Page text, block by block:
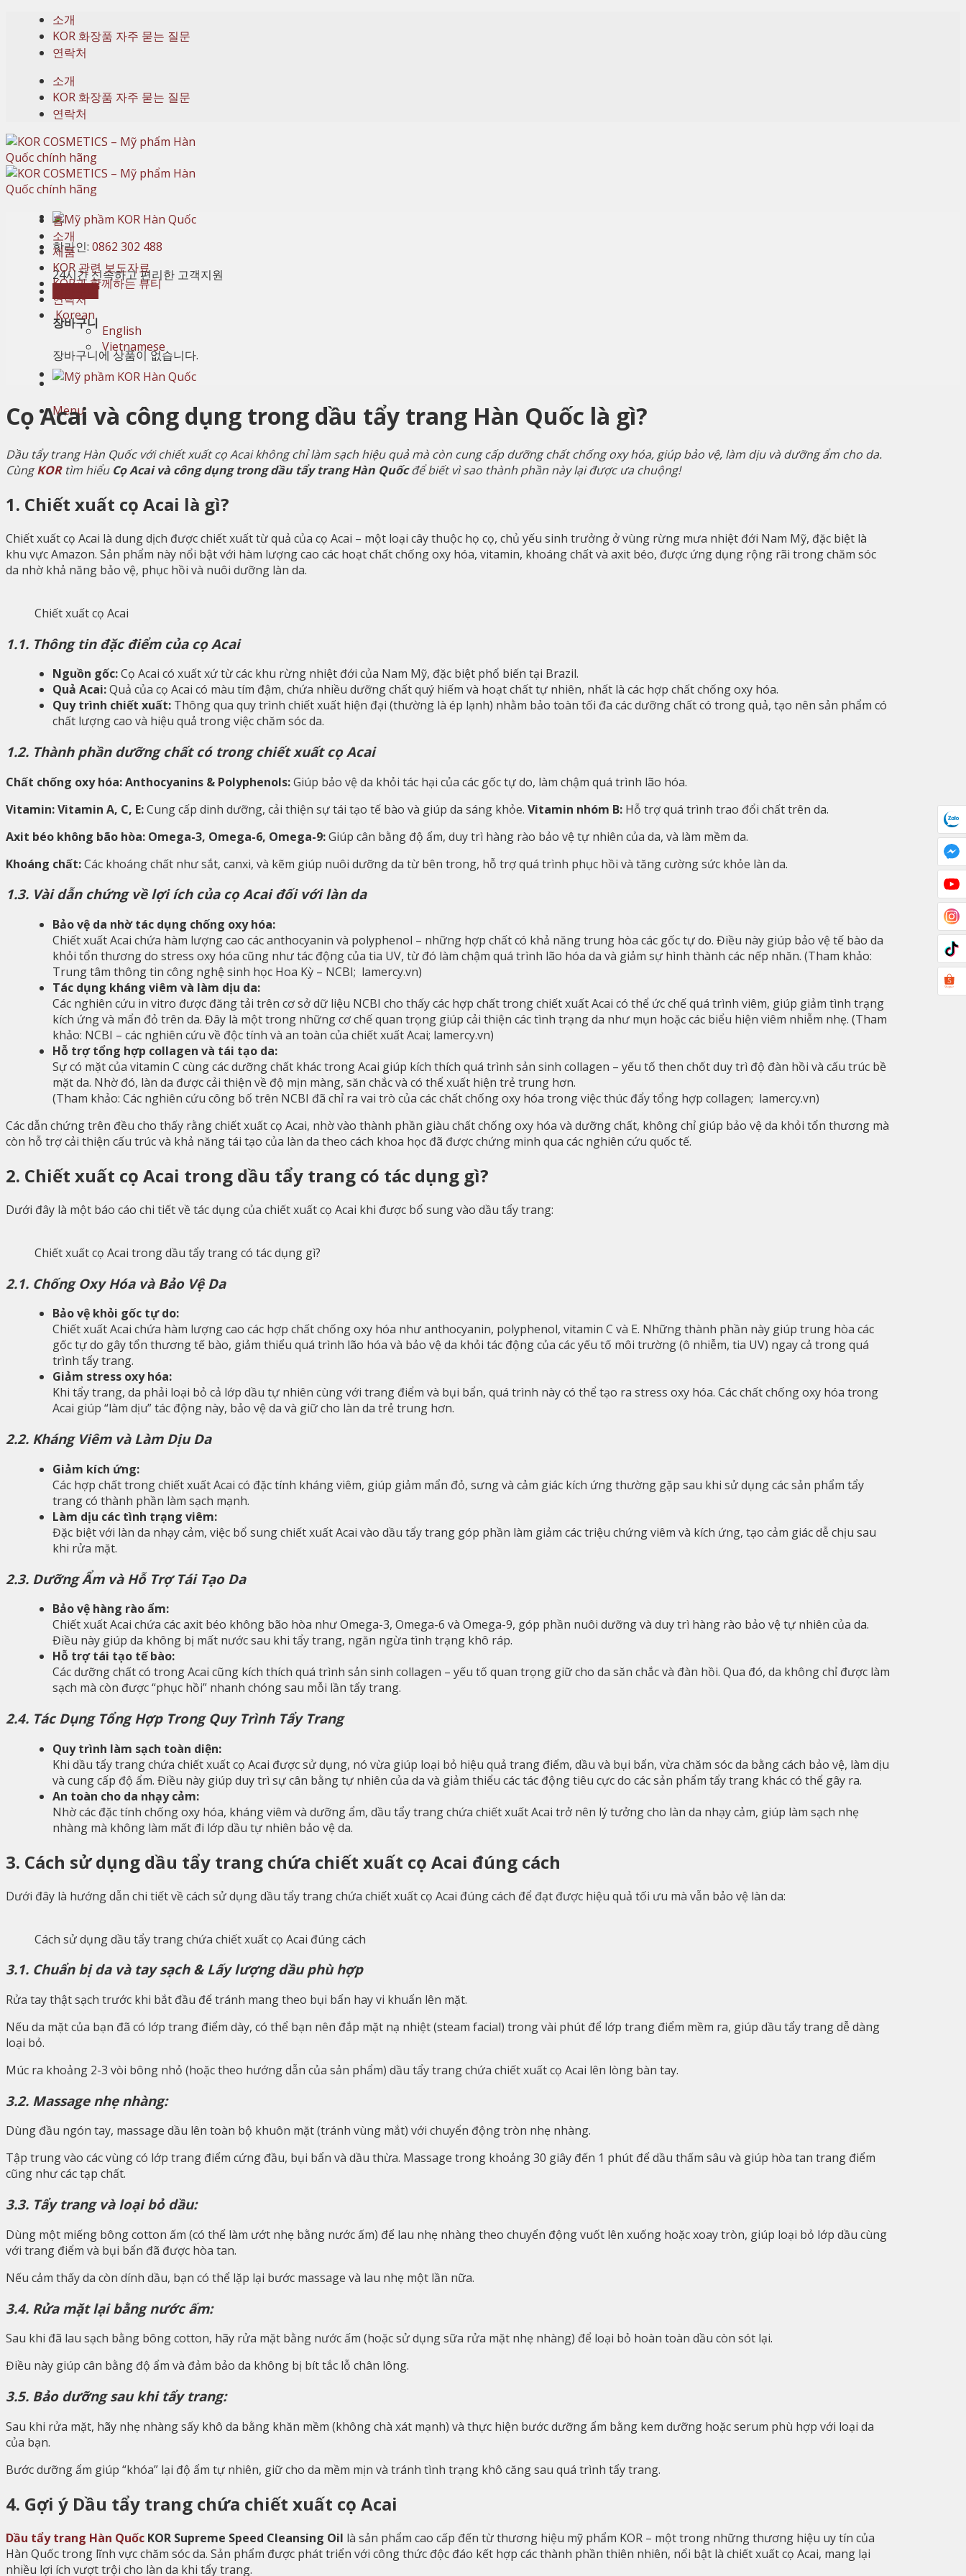
content
소개
KOR 화장품 자주 묻는 질문
연락처
소개
KOR 화장품 자주 묻는 질문
연락처
핫라인: 0862 302 488
24시간 신속하고 편리한 고객지원
장바구니
장바구니에 상품이 없습니다.
Menu
홈
소개
제품
KOR 관련 보도자료
KOR과 함께하는 뷰티
연락처
Korean
English
Vietnamese
Cọ Acai và công dụng trong dầu tẩy trang Hàn Quốc là gì?
Dầu tẩy trang Hàn Quốc với chiết xuất cọ Acai không chỉ làm sạch hiệu quả mà còn cung cấp dưỡng chất chống oxy hóa, giúp bảo vệ, làm dịu và dưỡng ẩm cho da.
Cùng KOR tìm hiểu Cọ Acai và công dụng trong dầu tẩy trang Hàn Quốcđể biết vì sao thành phần này lại được ưa chuộng!
1. Chiết xuất cọ Acai là gì?
Chiết xuất cọ Acai là dung dịch được chiết xuất từ quả của cọ Acai – một loại cây thuộc họ cọ, chủ yếu sinh trưởng ở vùng rừng mưa nhiệt đới Nam Mỹ, đặc biệt là
khu vực Amazon. Sản phẩm này nổi bật với hàm lượng cao các hoạt chất chống oxy hóa, vitamin, khoáng chất và axit béo, được ứng dụng rộng rãi trong chăm sóc
da nhờ khả năng bảo vệ, phục hồi và nuôi dưỡng làn da.
Chiết xuất cọ Acai
1.1. Thông tin đặc điểm của cọ Acai
Nguồn gốc:Cọ Acai có xuất xứ từ các khu rừng nhiệt đới của Nam Mỹ, đặc biệt phổ biến tại Brazil.
Quả Acai:Quả của cọ Acai có màu tím đậm, chứa nhiều dưỡng chất quý hiếm và hoạt chất tự nhiên, nhất là các hợp chất chống oxy hóa.
Quy trình chiết xuất: Thông qua quy trình chiết xuất hiện đại (thường là ép lạnh) nhằm bảo toàn tối đa các dưỡng chất có trong quả, tạo nên sản phẩm có
chất lượng cao và hiệu quả trong việc chăm sóc da.
1.2. Thành phần dưỡng chất có trong chiết xuất cọ Acai
Chất chống oxy hóa: Anthocyanins & Polyphenols:Giúp bảo vệ da khỏi tác hại của các gốc tự do, làm chậm quá trình lão hóa.
Vitamin: Vitamin A, C, E:Cung cấp dinh dưỡng, cải thiện sự tái tạo tế bào và giúp da sáng khỏe. Vitamin nhóm B: Hỗ trợ quá trình trao đổi chất trên da.
Axit béo không bão hòa: Omega-3, Omega-6, Omega-9:Giúp cân bằng độ ẩm, duy trì hàng rào bảo vệ tự nhiên của da, và làm mềm da.
Khoáng chất:Các khoáng chất như sắt, canxi, và kẽm giúp nuôi dưỡng da từ bên trong, hỗ trợ quá trình phục hồi và tăng cường sức khỏe làn da.
1.3. Vài dẫn chứng về lợi ích của cọ Acai đối với làn da
Bảo vệ da nhờ tác dụng chống oxy hóa:
Chiết xuất Acai chứa hàm lượng cao các anthocyanin và polyphenol – những hợp chất có khả năng trung hòa các gốc tự do. Điều này giúp bảo vệ tế bào da
khỏi tổn thương do stress oxy hóa cũng như tác động của tia UV, từ đó làm chậm quá trình lão hóa da và giảm sự hình thành các nếp nhăn. (Tham khảo:
Trung tâm thông tin công nghệ sinh học Hoa Kỳ – NCBI; lamercy.vn)
Tác dụng kháng viêm và làm dịu da:
Các nghiên cứu in vitro được đăng tải trên cơ sở dữ liệu NCBI cho thấy các hợp chất trong chiết xuất Acai có thể ức chế quá trình viêm, giúp giảm tình trạng
kích ứng và mẩn đỏ trên da. Đây là một trong những cơ chế quan trọng giúp cải thiện các tình trạng da như mụn hoặc các biểu hiện viêm nhiễm nhẹ. (Tham
khảo: NCBI – các nghiên cứu về độc tính và an toàn của chiết xuất Acai; lamercy.vn)
Hỗ trợ tổng hợp collagen và tái tạo da:
Sự có mặt của vitamin C cùng các dưỡng chất khác trong Acai giúp kích thích quá trình sản sinh collagen – yếu tố then chốt duy trì độ đàn hồi và cấu trúc bề
mặt da. Nhờ đó, làn da được cải thiện về độ mịn màng, săn chắc và có thể xuất hiện trẻ trung hơn.
(Tham khảo: Các nghiên cứu công bố trên NCBI đã chỉ ra vai trò của các chất chống oxy hóa trong việc thúc đẩy tổng hợp collagen; lamercy.vn)
Các dẫn chứng trên đều cho thấy rằng chiết xuất cọ Acai, nhờ vào thành phần giàu chất chống oxy hóa và dưỡng chất, không chỉ giúp bảo vệ da khỏi tổn thương mà
còn hỗ trợ cải thiện cấu trúc và khả năng tái tạo của làn da theo cách khoa học đã được chứng minh qua các nghiên cứu quốc tế.
2. Chiết xuất cọ Acai trong dầu tẩy trang có tác dụng gì?
Dưới đây là một báo cáo chi tiết về tác dụng của chiết xuất cọ Acai khi được bổ sung vào dầu tẩy trang:
Chiết xuất cọ Acai trong dầu tẩy trang có tác dụng gì?
2.1. Chống Oxy Hóa và Bảo Vệ Da
Bảo vệ khỏi gốc tự do:
Chiết xuất Acai chứa hàm lượng cao các hợp chất chống oxy hóa như anthocyanin, polyphenol, vitamin C và E. Những thành phần này giúp trung hòa các
gốc tự do gây tổn thương tế bào, giảm thiểu quá trình lão hóa và bảo vệ da khỏi tác động của các yếu tố môi trường (ô nhiễm, tia UV) ngay cả trong quá
trình tẩy trang.
Giảm stress oxy hóa:
Khi tẩy trang, da phải loại bỏ cả lớp dầu tự nhiên cùng với trang điểm và bụi bẩn, quá trình này có thể tạo ra stress oxy hóa. Các chất chống oxy hóa trong
Acai giúp “làm dịu” tác động này, bảo vệ da và giữ cho làn da trẻ trung hơn.
2.2. Kháng Viêm và Làm Dịu Da
Giảm kích ứng:
Các hợp chất trong chiết xuất Acai có đặc tính kháng viêm, giúp giảm mẩn đỏ, sưng và cảm giác kích ứng thường gặp sau khi sử dụng các sản phẩm tẩy
trang có thành phần làm sạch mạnh.
Làm dịu các tình trạng viêm:
Đặc biệt với làn da nhạy cảm, việc bổ sung chiết xuất Acai vào dầu tẩy trang góp phần làm giảm các triệu chứng viêm và kích ứng, tạo cảm giác dễ chịu sau
khi rửa mặt.
2.3. Dưỡng Ẩm và Hỗ Trợ Tái Tạo Da
Bảo vệ hàng rào ẩm:
Chiết xuất Acai chứa các axit béo không bão hòa như Omega-3, Omega-6 và Omega-9, góp phần nuôi dưỡng và duy trì hàng rào bảo vệ tự nhiên của da.
Điều này giúp da không bị mất nước sau khi tẩy trang, ngăn ngừa tình trạng khô ráp.
Hỗ trợ tái tạo tế bào:
Các dưỡng chất có trong Acai cũng kích thích quá trình sản sinh collagen – yếu tố quan trọng giữ cho da săn chắc và đàn hồi. Qua đó, da không chỉ được làm
sạch mà còn được “phục hồi” nhanh chóng sau mỗi lần tẩy trang.
2.4. Tác Dụng Tổng Hợp Trong Quy Trình Tẩy Trang
Quy trình làm sạch toàn diện:
Khi dầu tẩy trang chứa chiết xuất cọ Acai được sử dụng, nó vừa giúp loại bỏ hiệu quả trang điểm, dầu và bụi bẩn, vừa chăm sóc da bằng cách bảo vệ, làm dịu
và cung cấp độ ẩm. Điều này giúp duy trì sự cân bằng tự nhiên của da và giảm thiểu các tác động tiêu cực do các sản phẩm tẩy trang khác có thể gây ra.
An toàn cho da nhạy cảm:
Nhờ các đặc tính chống oxy hóa, kháng viêm và dưỡng ẩm, dầu tẩy trang chứa chiết xuất Acai trở nên lý tưởng cho làn da nhạy cảm, giúp làm sạch nhẹ
nhàng mà không làm mất đi lớp dầu tự nhiên bảo vệ da.
3. Cách sử dụng dầu tẩy trang chứa chiết xuất cọ Acai đúng cách
Dưới đây là hướng dẫn chi tiết về cách sử dụng dầu tẩy trang chứa chiết xuất cọ Acai đúng cách để đạt được hiệu quả tối ưu mà vẫn bảo vệ làn da:
Cách sử dụng dầu tẩy trang chứa chiết xuất cọ Acai đúng cách
3.1. Chuẩn bị da và tay sạch & Lấy lượng dầu phù hợp
Rửa tay thật sạch trước khi bắt đầu để tránh mang theo bụi bẩn hay vi khuẩn lên mặt.
Nếu da mặt của bạn đã có lớp trang điểm dày, có thể bạn nên đắp mặt nạ nhiệt (steam facial) trong vài phút để lớp trang điểm mềm ra, giúp dầu tẩy trang dễ dàng
loại bỏ.
Múc ra khoảng 2-3 vòi bông nhỏ (hoặc theo hướng dẫn của sản phẩm) dầu tẩy trang chứa chiết xuất cọ Acai lên lòng bàn tay.
3.2. Massage nhẹ nhàng:
Dùng đầu ngón tay, massage dầu lên toàn bộ khuôn mặt (tránh vùng mắt) với chuyển động tròn nhẹ nhàng.
Tập trung vào các vùng có lớp trang điểm cứng đầu, bụi bẩn và dầu thừa. Massage trong khoảng 30 giây đến 1 phút để dầu thấm sâu và giúp hòa tan trang điểm
cũng như các tạp chất.
3.3. Tẩy trang và loại bỏ dầu:
Dùng một miếng bông cotton ấm (có thể làm ướt nhẹ bằng nước ấm) để lau nhẹ nhàng theo chuyển động vuốt lên xuống hoặc xoay tròn, giúp loại bỏ lớp dầu cùng
với trang điểm và bụi bẩn đã được hòa tan.
Nếu cảm thấy da còn dính dầu, bạn có thể lặp lại bước massage và lau nhẹ một lần nữa.
3.4. Rửa mặt lại bằng nước ấm:
Sau khi đã lau sạch bằng bông cotton, hãy rửa mặt bằng nước ấm (hoặc sử dụng sữa rửa mặt nhẹ nhàng) để loại bỏ hoàn toàn dầu còn sót lại.
Điều này giúp cân bằng độ ẩm và đảm bảo da không bị bít tắc lỗ chân lông.
3.5. Bảo dưỡng sau khi tẩy trang:
Sau khi rửa mặt, hãy nhẹ nhàng sấy khô da bằng khăn mềm (không chà xát mạnh) và thực hiện bước dưỡng ẩm bằng kem dưỡng hoặc serum phù hợp với loại da
của bạn.
Bước dưỡng ẩm giúp “khóa” lại độ ẩm tự nhiên, giữ cho da mềm mịn và tránh tình trạng khô căng sau quá trình tẩy trang.
4. Gợi ý Dầu tẩy trang chứa chiết xuất cọ Acai
Dầu tẩy trang Hàn Quốc KOR Supreme Speed Cleansing Oil là sản phẩm cao cấp đến từ thương hiệu mỹ phẩm KOR – một trong những thương hiệu uy tín của
Hàn Quốc trong lĩnh vực chăm sóc da. Sản phẩm được phát triển với công thức độc đáo kết hợp các thành phần thiên nhiên, nổi bật là chiết xuất cọ Acai, mang lại
nhiều lợi ích vượt trội cho làn da khi tẩy trang.